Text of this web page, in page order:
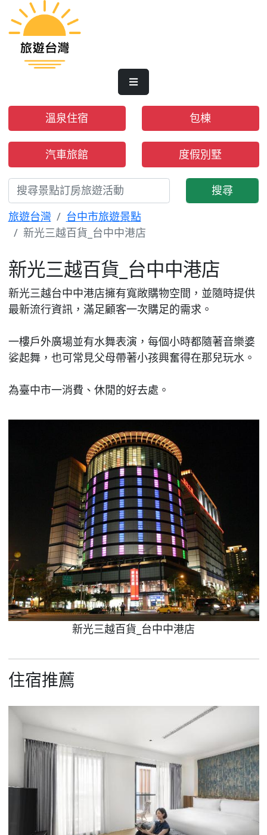
溫泉住宿 包棟
汽車旅館 度假別墅
搜尋
旅遊台灣
台中市旅遊景點
新光三越百貨_台中中港店
新光三越百貨_台中中港店
新光三越台中中港店擁有寬敞購物空間，並隨時提供
最新流行資訊，滿足顧客一次購足的需求。
一樓戶外廣場並有水舞表演，每個小時都隨著音樂婆
娑起舞，也可常見父母帶著小孩興奮得在那兒玩水。
為臺中市一消費、休閒的好去處。
新光三越百貨_台中中港店
住宿推薦